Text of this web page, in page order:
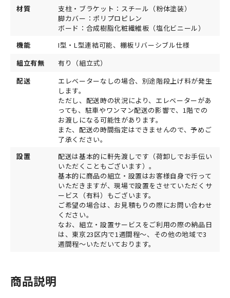
材質
支柱・ブラケット：スチール（粉体塗装）
脚カバー：ポリプロピレン
ボード：合成樹脂化粧繊維板（塩化ビニール）
機能
I型・L型連結可能、棚板リバーシブル仕様
組立有無
有り（組立式）
配送
エレベーターなしの場合、別途階段上げ料が発生
します。
ただし、配送時の状況により、エレベーターがあ
っても、駐車やワンマン配送の影響で、1階での
お渡しになる可能性があります。
また、配送の時間指定はできませんので、予めご
了承ください。
設置
配送は基本的に軒先渡しです（荷卸しでお手伝い
いただくこともございます）。
基本的に商品の組立・設置はお客様自身で行って
いただきますが、現場で設置をさせていただくサ
ービス（有料）もございます。
ご希望の場合は、お見積もりの際にお問い合わせ
ください。
なお、組立・設置サービスをご利用の際の納品日
は、東京23区内で1週間程～、その他の地域で3
週間程～いただいております。
商品説明